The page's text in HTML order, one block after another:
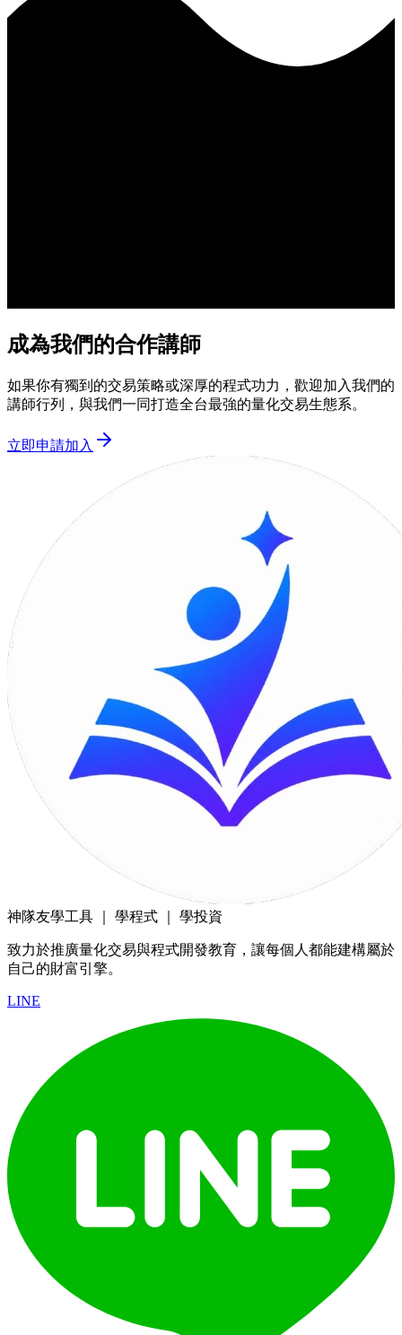
成為我們的合作講師
如果你有獨到的交易策略或深厚的程式功力，歡迎加入我們的
講師行列，與我們一同打造全台最強的量化交易生態系。
立即申請加入
神隊友學工具 ｜ 學程式 ｜ 學投資
致力於推廣量化交易與程式開發教育，讓每個人都能建構屬於
自己的財富引擎。
LINE